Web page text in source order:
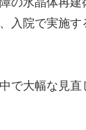
入院で実施
で大幅な見直